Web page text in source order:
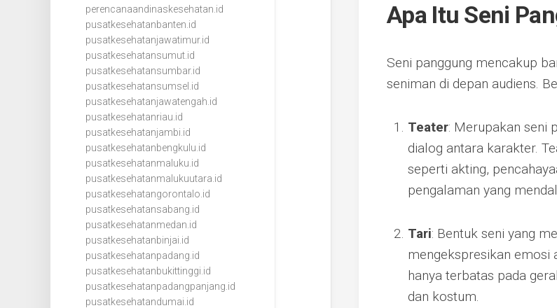
perencanaandinaskesehatan.id
pusatkesehatanbanten.id
pusatkesehatanjawatimur.id
pusatkesehatansumut.id
pusatkesehatansumbar.id
pusatkesehatansumsel.id
pusatkesehatanjawatengah.id
pusatkesehatanriau.id
pusatkesehatanjambi.id
pusatkesehatanbengkulu.id
pusatkesehatanmaluku.id
pusatkesehatanmalukuutara.id
pusatkesehatangorontalo.id
pusatkesehatansabang.id
pusatkesehatanmedan.id
pusatkesehatanbinjai.id
pusatkesehatanpadang.id
pusatkesehatanbukittinggi.id
pusatkesehatanpadangpanjang.id
pusatkesehatandumai.id
Apa Itu Seni
Seni panggung mencakup
seniman di depan audiens.
Teater: Merupakan seni
dialog antara karakter.
seperti akting,
pengalaman yang
Tari: Bentuk seni yang
mengekspresikan emosi
hanya terbatas pada
dan kostum.